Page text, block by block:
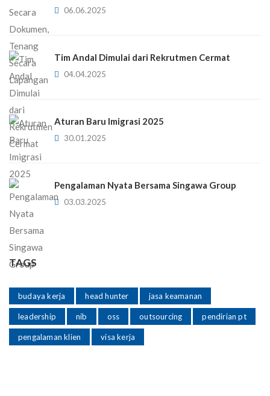
06.06.2025
Tim Andal Dimulai dari Rekrutmen Cermat
04.04.2025
Aturan Baru Imigrasi 2025
30.01.2025
Pengalaman Nyata Bersama Singawa Group
03.03.2025
TAGS
budaya kerja head hunter jasa keamanan
leadership nib oss outsourcing pendirian pt
pengalaman klien visa kerja